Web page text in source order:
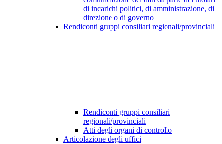
di incarichi politici, di amministrazione, di
direzione o di governo
Rendiconti gruppi consiliari regionali/provinciali
Rendiconti gruppi consiliari
regionali/provinciali
Atti degli organi di controllo
Articolazione degli uffici